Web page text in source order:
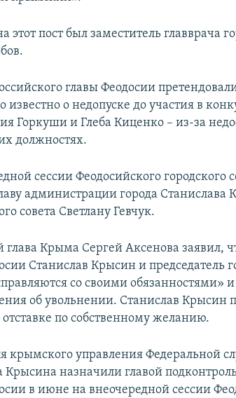
пост был заместитель главврача
главы Феодосии
известно о недопуске до участия в
Горкуши и Глеба Киценко – из-за
должностях.
сессии Феодосийского городского
администрации города Станислава
совета Светлану Гевчук.
глава Крыма Сергей Аксенова заявил,
Станислав Крысин и председатель
со своими обязанностями»
об увольнении. Станислав Крысин
по собственному желанию.
крымского управления Федеральной
Крысина назначили главой
в июне на внеочередной сессии